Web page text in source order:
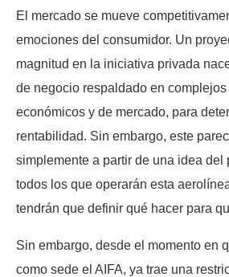
El mercado se mueve
emociones del consumidor. Un
magnitud en la iniciativa privada
de negocio respaldado en
económicos y de mercado, para
rentabilidad. Sin embargo, este
simplemente a partir de una idea del
todos los que operarán esta
tendrán que definir qué hacer para
Sin embargo, desde el momento en
como sede el AIFA, ya trae una